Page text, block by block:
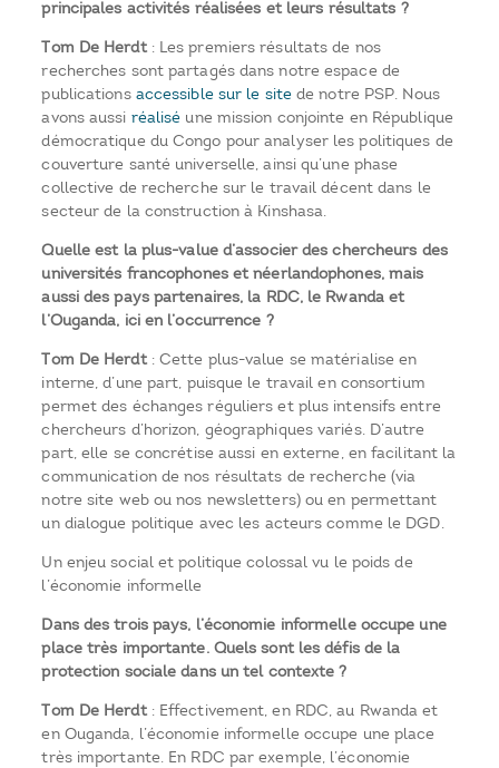
principales activités réalisées et leurs résultats ?
Tom De Herdt : Les premiers résultats de nos
recherches sont partagés dans notre espace de
publications accessible sur le sitede notre PSP. Nous
avons aussi réalisé une mission conjointe en République
démocratique du Congo pour analyser les politiques de
couverture santé universelle, ainsi qu’une phase
collective de recherche sur le travail décent dans le
secteur de la construction à Kinshasa.
Quelle est la plus-value d’associer des chercheurs des
universités francophones et néerlandophones, mais
aussi des pays partenaires, la RDC, le Rwanda et
l’Ouganda, ici en l’occurrence ?
Tom De Herdt: Cette plus-value se matérialise en
interne, d’une part, puisque le travail en consortium
permet des échanges réguliers et plus intensifs entre
chercheurs d’horizon, géographiques variés. D’autre
part, elle se concrétise aussi en externe, en facilitant la
communication de nos résultats de recherche (via
notre site web ou nos newsletters) ou en permettant
un dialogue politique avec les acteurs comme le DGD.
Un enjeu social et politique colossal vu le poids de
l’économie informelle
Dans des trois pays, l’économie informelle occupe une
place très importante. Quels sont les défis de la
protection sociale dans un tel contexte ?
Tom De Herdt : Effectivement, en RDC, au Rwanda et
en Ouganda, l’économie informelle occupe une place
très importante. En RDC par exemple, l’économie